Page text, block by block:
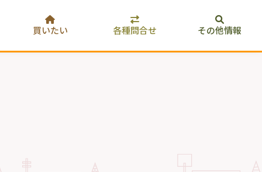
買いたい 各種問合せ その他情報